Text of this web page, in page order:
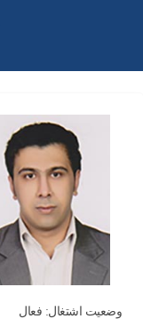
وضعیت اشتغال: فعال